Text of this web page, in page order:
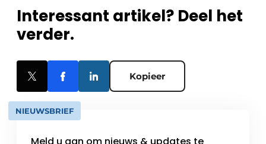
Interessant artikel? Deel het
verder.
Kopieer
NIEUWSBRIEF